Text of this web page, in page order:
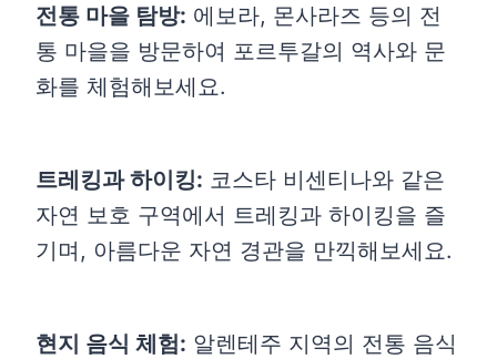
전통 마을 탐방: 에보라, 몬사라즈 등의 전
통 마을을 방문하여 포르투갈의 역사와 문
화를 체험해보세요.
트레킹과 하이킹: 코스타 비센티나와 같은
자연 보호 구역에서 트레킹과 하이킹을 즐
기며, 아름다운 자연 경관을 만끽해보세요.
현지 음식 체험: 알렌테주 지역의 전통 음식